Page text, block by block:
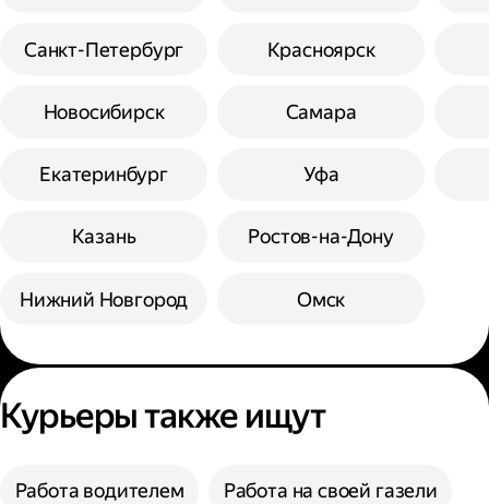
Санкт-Петербург
Новосибирск
Екатеринбург
Казань
Нижний Новгород
Красноярск
Самара
Уфа
Ростов-на-Дону
Омск
Курьеры также ищут
Работа водителем Работа на своей газели